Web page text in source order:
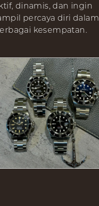
dinamis, dan ingin
percaya diri dalam
kesempatan.